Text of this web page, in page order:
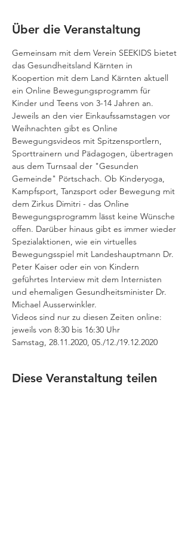
Über die Veranstaltung
Gemeinsam mit dem Verein SEEKIDS bietet
das Gesundheitsland Kärnten in
Koopertion mit dem Land Kärnten aktuell
ein Online Bewegungsprogramm für
Kinder und Teens von 3-14 Jahren an.
Jeweils an den vier Einkaufssamstagen vor
Weihnachten gibt es Online
Bewegungsvideos mit Spitzensportlern,
Sporttrainern und Pädagogen, übertragen
aus dem Turnsaal der "Gesunden
Gemeinde" Pörtschach. Ob Kinderyoga,
Kampfsport, Tanzsport oder Bewegung mit
dem Zirkus Dimitri - das Online
Bewegungsprogramm lässt keine Wünsche
offen. Darüber hinaus gibt es immer wieder
Spezialaktionen, wie ein virtuelles
Bewegungsspiel mit Landeshauptmann Dr.
Peter Kaiser oder ein von Kindern
geführtes Interview mit dem Internisten
und ehemaligen Gesundheitsminister Dr.
Michael Ausserwinkler.
Videos sind nur zu diesen Zeiten online:
jeweils von 8:30 bis 16:30 Uhr
Samstag, 28.11.2020, 05./12./19.12.2020
Diese Veranstaltung teilen